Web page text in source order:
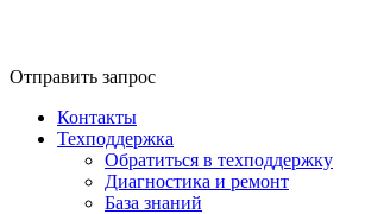
Отправить запрос
Контакты
Техподдержка
Обратиться в техподдержку
Диагностика и ремонт
База знаний